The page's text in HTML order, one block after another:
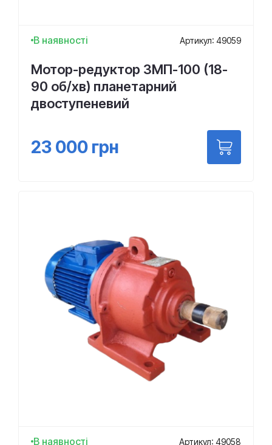
В наявності Артикул: 49059
Мотор-редуктор 3МП-100 (18-
90 об/хв) планетарний
двоступеневий
23 000 грн
В наявності Артикул: 49058